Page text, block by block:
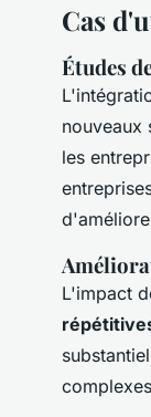
Cas
Études
nouveaux
les
L'impact